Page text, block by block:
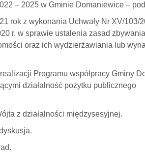
– 2025 w Gminie Domaniewice –
rok z wykonania Uchwały Nr XV/
r. w sprawie ustalenia zasad
oraz ich wydzierżawiania lub
Programu współpracy Gminy
działalność pożytku publicznego
z działalności międzysesyjnej.